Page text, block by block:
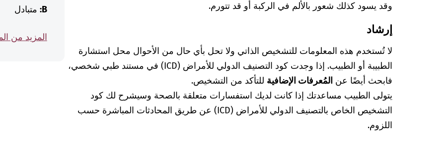
وقد يسود كذلك شعور بالألم في الركبة أو قد تتورم.
إرشاد
لا تُستخدم هذه المعلومات للتشخيص الذاتي ولا تحل بأي حال من الأحوال محل استشارة
الطبيبة أو الطبيب. إذا وجدت كود التصنيف الدولي للأمراض (ICD) في مستند طبي شخصي،
فابحث أيضًا عن المُعرفات الإضافية للتأكد من التشخيص.
يتولى الطبيب مساعدتك إذا كانت لديك استفسارات متعلقة بالصحة وسيشرح لك كود
التشخيص الخاص بالتصنيف الدولي للأمراض (ICD) عن طريق المحادثات المباشرة حسب
اللزوم.
B: متبادل
المزيد من